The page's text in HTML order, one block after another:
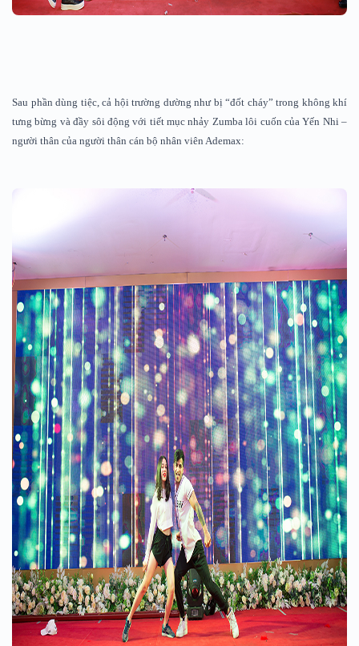
Sau phần dùng tiệc, cả hội trường dường như bị “đốt cháy” trong không khí
tưng bừng và đầy sôi động với tiết mục nhảy Zumba lôi cuốn của Yến Nhi –
người thân của người thân cán bộ nhân viên Ademax: